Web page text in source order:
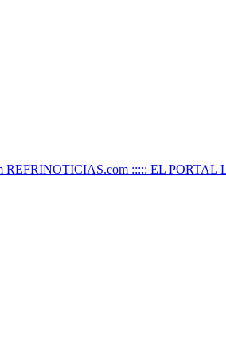
REFRINOTICIAS.com ::::: EL